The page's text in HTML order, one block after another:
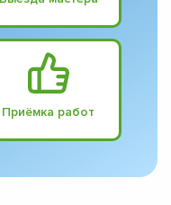
Приёмка работ